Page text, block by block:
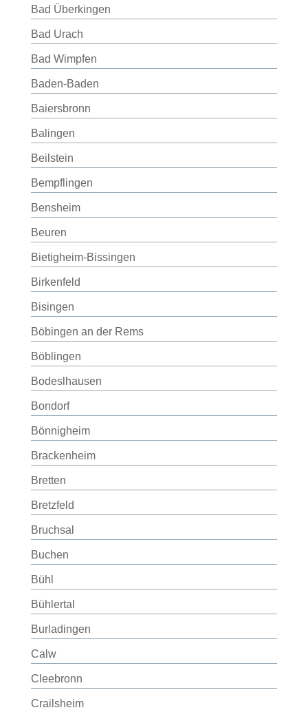
Bad Überkingen
Bad Urach
Bad Wimpfen
Baden-Baden
Baiersbronn
Balingen
Beilstein
Bempflingen
Bensheim
Beuren
Bietigheim-Bissingen
Birkenfeld
Bisingen
Böbingen an der Rems
Böblingen
Bodeslhausen
Bondorf
Bönnigheim
Brackenheim
Bretten
Bretzfeld
Bruchsal
Buchen
Bühl
Bühlertal
Burladingen
Calw
Cleebronn
Crailsheim